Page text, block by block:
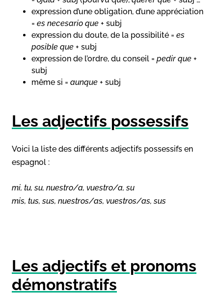
expression d’une obligation, d’une appréciation
= es necesario que + subj
expression du doute, de la possibilité = es
posible que + subj
expression de l’ordre, du conseil = pedir que +
subj
même si = aunque + subj
Les adjectifs possessifs
Voici la liste des différents adjectifs possessifs en
espagnol :
mi, tu, su, nuestro/a, vuestro/a, su
mis, tus, sus, nuestros/as, vuestros/as, sus
Les adjectifs et pronoms
démonstratifs